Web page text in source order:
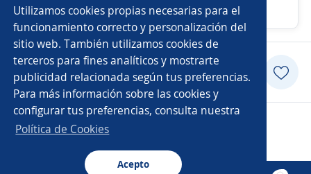
Utilizamos cookies propias necesarias para el
funcionamiento correcto y personalización del
sitio web. También utilizamos cookies de
terceros para fines analíticos y mostrarte
publicidad relacionada según tus preferencias.
Para más información sobre las cookies y
configurar tus preferencias, consulta nuestra
Política de Cookies
Acepto
Hace 6 días
Postularme
Copyright 2014 - 2026 DGNET LTD.
Aviso legal